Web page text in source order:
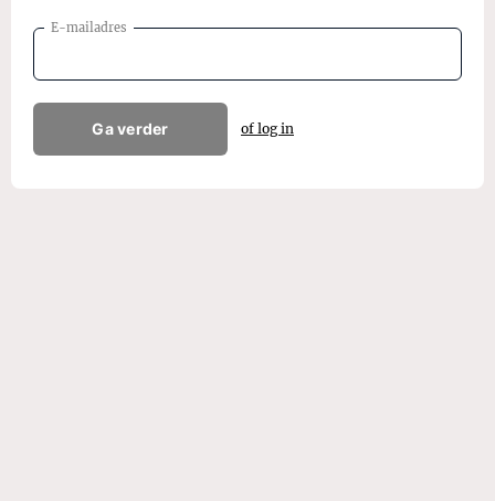
E-mailadres
Ga verder of log in